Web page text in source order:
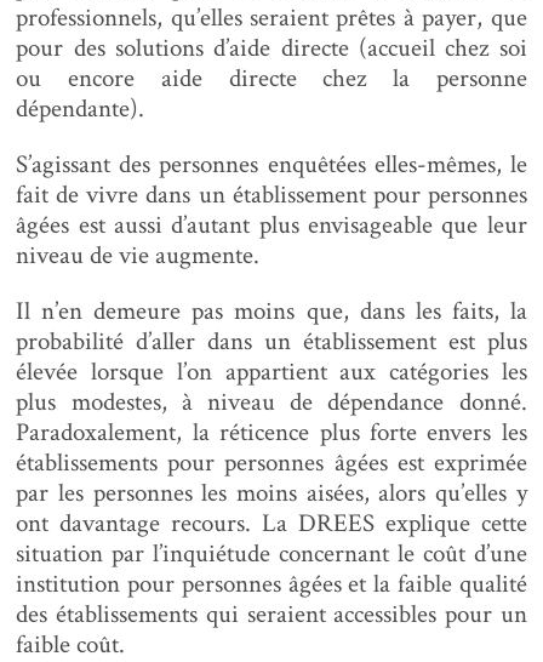
professionnels, qu’elles seraient prêtes à payer, que
pour des solutions d’aide directe (accueil chez soi
ou encore aide directe chez la personne
dépendante).
S’agissant des personnes enquêtées elles-mêmes, le
fait de vivre dans un établissement pour personnes
âgées est aussi d’autant plus envisageable que leur
niveau de vie augmente.
Il n’en demeure pas moins que, dans les faits, la
probabilité d’aller dans un établissement est plus
élevée lorsque l’on appartient aux catégories les
plus modestes, à niveau de dépendance donné.
Paradoxalement, la réticence plus forte envers les
établissements pour personnes âgées est exprimée
par les personnes les moins aisées, alors qu’elles y
ont davantage recours. La DREES explique cette
situation par l’inquiétude concernant le coût d’une
institution pour personnes âgées et la faible qualité
des établissements qui seraient accessibles pour un
faible coût.